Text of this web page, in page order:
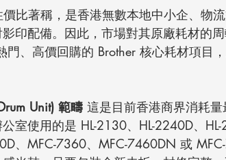
比著稱，是香港無數本地中小企、物
印配備。因此，市場對其原廠耗材的
門、高價回購的 Brother 核心耗材項目
Unit) 範疇 這是目前香港商界消耗
室使用的是 HL-2130、HL-2240D、
、MFC-7360、MFC-7460DN 或